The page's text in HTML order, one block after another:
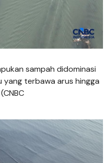
sampah didominasi
terbawa arus hingga